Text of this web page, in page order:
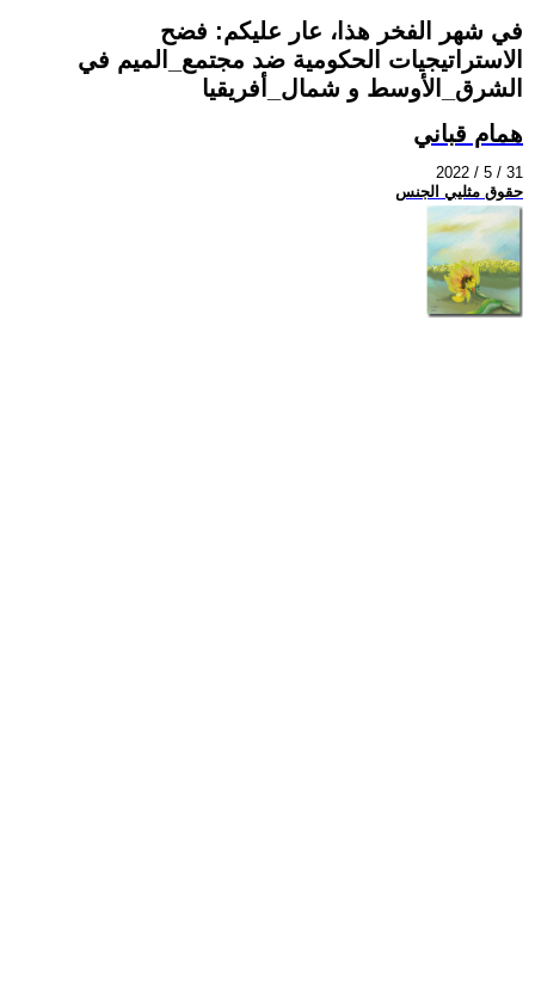
في شهر الفخر هذا، عار عليكم: فضح
الاستراتيجيات الحكومية ضد مجتمع_الميم في
الشرق_الأوسط و شمال_أفريقيا
همام قباني
2022 / 5 / 31
حقوق مثليي الجنس